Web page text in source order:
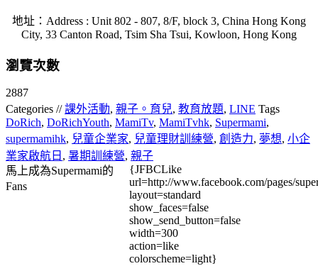
地址：Address : Unit 802 - 807, 8/F, block 3, China Hong Kong
City, 33 Canton Road, Tsim Sha Tsui, Kowloon, Hong Kong
瀏覽次數
2887
Categories //課外活動, 親子。育兒, 教育放題, LINE Tags
DoRich, DoRichYouth, MamiTv, MamiTvhk, Supermami,
supermamihk, 兒童企業家, 兒童理財訓練營, 創造力, 夢想, 小企
業家啟航日 , 暑期訓練營, 親子
馬上成為Supermami的
Fans
{JFBCLike
url=http://www.facebook.com/pages/
layout=standard
show_faces=false
show_send_button=false
width=300
action=like
colorscheme=light}